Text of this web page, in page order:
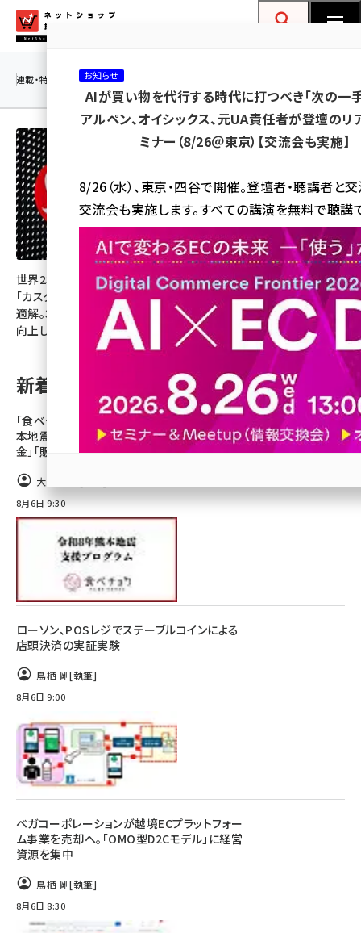
ン
ネットショップ担当者フォーラム
amazon (2245)
yahoo (1900)
楽天 (1871)
ecbeing (1207)
アスクル (1118)
base (1071)
連載・特集 | 海外
世界23位のメガECが実践する
「カスタマーサービス×AI」の最
適解。3年で顧客満足度144%
向上した【Lululemon事例】
楽天、会話型の「AIコンシェル
ジュ」で注文額17％増。買い物
体験をどう変えた？
新着記事
「食べチョク」のビビッドガーデン、令和8年熊
本地震で被災を受けた生産者へ「物資」「資
金」「販売再開」で支援
大嶋 喜子
8月6日 9:30
ローソン、POSレジでステーブルコインによる
店頭決済の実証実験
鳥栖 剛[執筆]
8月6日 9:00
ベガコーポレーションが越境ECプラットフォー
ム事業を売却へ。「OMO型D2Cモデル」に経営
資源を集中
鳥栖 剛[執筆]
8月6日 8:30
お知らせ
AIが買い物を代行する時代に打つべき「次の一手
アルペン、オイシックス、元UA責任者が登壇のリ
ミナー（8/26＠東京）【交流会も実施】
8/26（水）、東京・四谷で開催。登壇者・聴講者と
交流会も実施します。すべての講演を無料で聴講
参加登録はこちら↑